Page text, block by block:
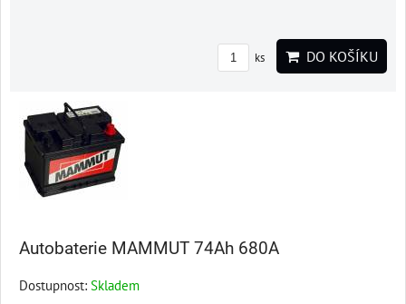
ks DO KOŠÍKU
Autobaterie MAMMUT 74Ah 680A
Dostupnost: Skladem